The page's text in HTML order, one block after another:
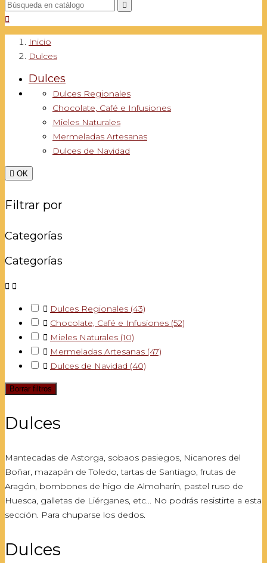


Inicio
Dulces
Dulces
Dulces Regionales
Chocolate, Café e Infusiones
Mieles Naturales
Mermeladas Artesanas
Dulces de Navidad
 OK
Filtrar por
Categorías
Categorías
 
 Dulces Regionales (43)
 Chocolate, Café e Infusiones (52)
 Mieles Naturales (10)
 Mermeladas Artesanas (47)
 Dulces de Navidad (40)
Borrar filtros
Dulces
Mantecadas de Astorga, sobaos pasiegos, Nicanores del
Boñar, mazapán de Toledo, tartas de Santiago, frutas de
Aragón, bombones de higo de Almoharín, pastel ruso de
Huesca, galletas de Liérganes, etc... No podrás resistirte a esta
sección. Para chuparse los dedos.
Dulces